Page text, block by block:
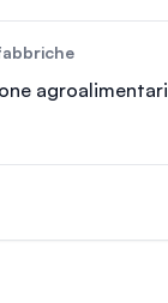
agroalimentari